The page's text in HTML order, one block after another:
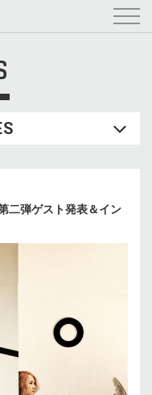
二弾ゲスト発表＆イン